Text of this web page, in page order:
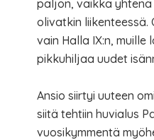
paljon, vaikka
olivatkin
vain Halla IX:n, muille
pikkuhiljaa uudet
Ansio siirtyi uuteen
siitä tehtiin huvialus
vuosikymmentä